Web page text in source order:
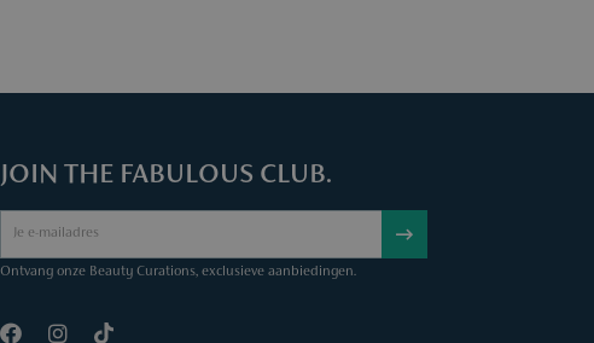
JOIN THE FABULOUS CLUB.
Ontvang onze Beauty Curations, exclusieve aanbiedingen.